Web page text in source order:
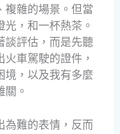
複雜的場景。但當
，和一杯熱茶。
談評估，而是先聽
車駕駛的證件，
境，以及我有多麼
關。
為難的表情，反而